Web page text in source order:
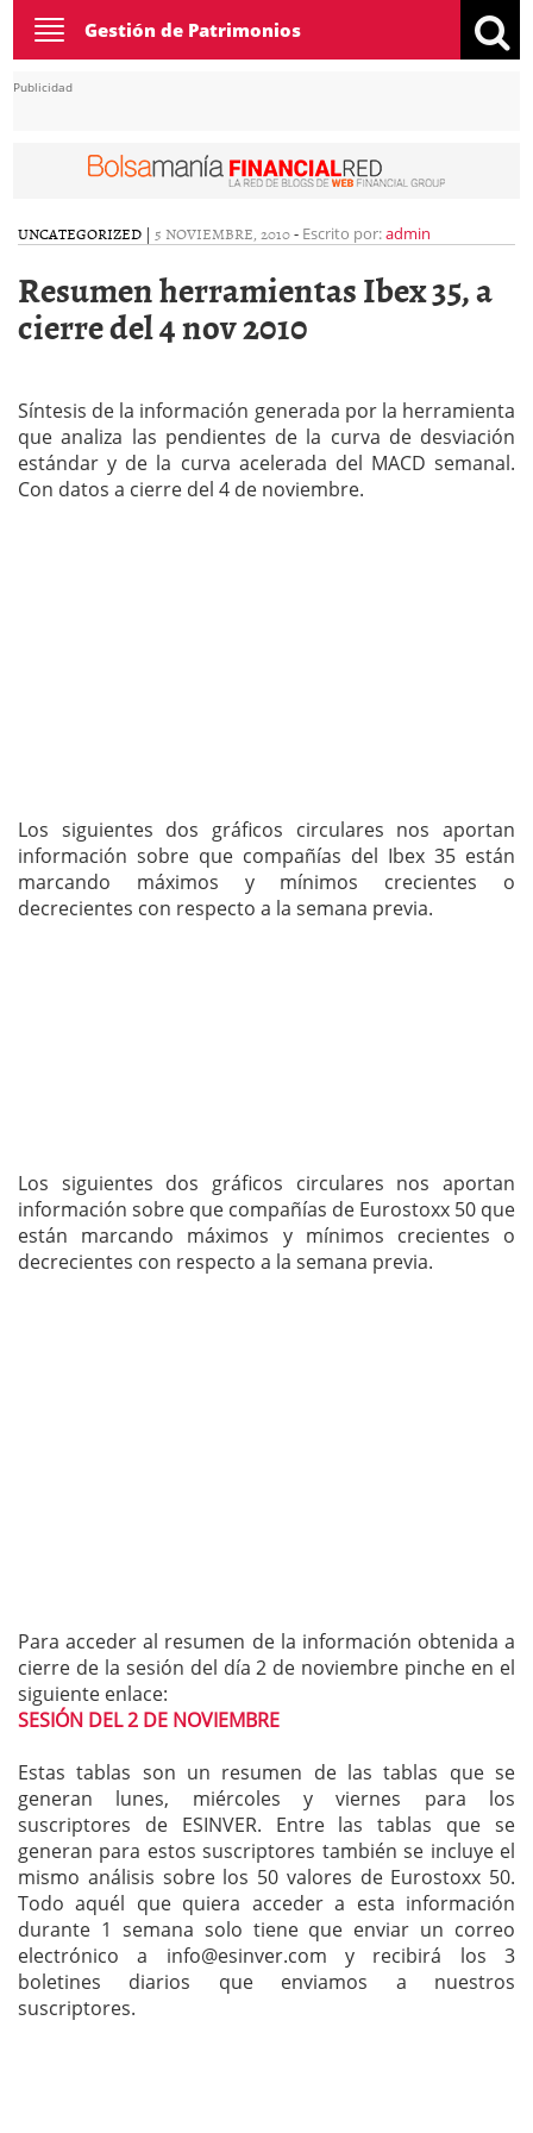
Toggle
navigation
Gestión de Patrimonios
Publicidad
UNCATEGORIZED | 5 NOVIEMBRE, 2010- Escrito por:admin
Resumen herramientas Ibex 35, a
cierre del 4 nov 2010
Síntesis de la información generada por la herramienta
que analiza las pendientes de la curva de desviación
estándar y de la curva acelerada del MACD semanal.
Con datos a cierre del 4 de noviembre.
Los siguientes dos gráficos circulares nos aportan
información sobre que compañías del Ibex 35 están
marcando máximos y mínimos crecientes o
decrecientes con respecto a la semana previa.
Los siguientes dos gráficos circulares nos aportan
información sobre que compañías de Eurostoxx 50 que
están marcando máximos y mínimos crecientes o
decrecientes con respecto a la semana previa.
Para acceder al resumen de la información obtenida a
cierre de la sesión del día 2 de noviembre pinche en el
siguiente enlace:
SESIÓN DEL 2 DE NOVIEMBRE
Estas tablas son un resumen de las tablas que se
generan lunes, miércoles y viernes para los
suscriptores de ESINVER. Entre las tablas que se
generan para estos suscriptores también se incluye el
mismo análisis sobre los 50 valores de Eurostoxx 50.
Todo aquél que quiera acceder a esta información
durante 1 semana solo tiene que enviar un correo
electrónico a info@esinver.com y recibirá los 3
boletines diarios que enviamos a nuestros
suscriptores.